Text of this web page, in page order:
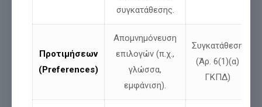
συγκατάθεσης.
Προτιμήσεων
(Preferences)
Απομνημόνευση
επιλογών (π.χ.,
γλώσσα,
εμφάνιση).
Συγκατάθεση
(Άρ. 6(1)(α)
ΓΚΠΔ)